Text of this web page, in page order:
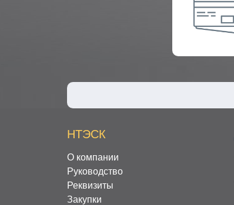
НТЭСК
О компании
Руководство
Реквизиты
Закупки